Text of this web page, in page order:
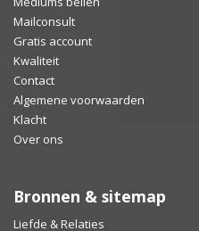
Mailconsult
Gratis account
Kwaliteit
Contact
Algemene voorwaarden
Klacht
Over ons
Bronnen & sitemap
Liefde & Relaties